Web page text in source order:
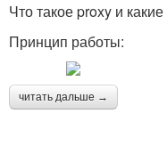
Что такое proxy и
Принцип работы:
читать дальше →